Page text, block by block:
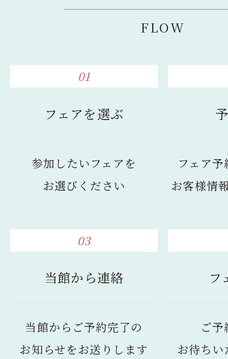
FLOW
01
フェアを選ぶ
参加したいフェアを
お選びください
フェア
お客様情
03
当館から連絡
当館からご予約完了の
お知らせをお送りします
フ
ご
お待ち